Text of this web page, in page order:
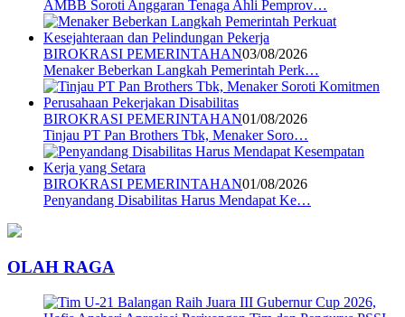
AMBB Soroti Anggaran Tenaga Ahli Pemprov…
BIROKRASI PEMERINTAHAN03/08/2026
Menaker Beberkan Langkah Pemerintah Perk…
BIROKRASI PEMERINTAHAN01/08/2026
Tinjau PT Pan Brothers Tbk, Menaker Soro…
BIROKRASI PEMERINTAHAN01/08/2026
Penyandang Disabilitas Harus Mendapat Ke…
OLAH RAGA